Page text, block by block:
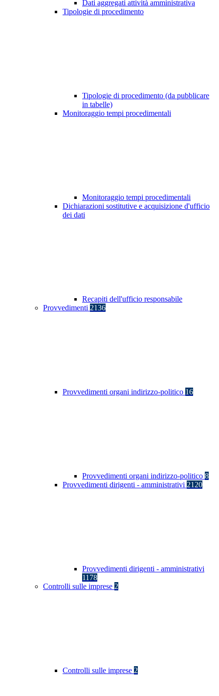
Dati aggregati attività amministrativa
Tipologie di procedimento
Tipologie di procedimento (da pubblicare
in tabelle)
Monitoraggio tempi procedimentali
Monitoraggio tempi procedimentali
Dichiarazioni sostitutive e acquisizione d'ufficio
dei dati
Recapiti dell'ufficio responsabile
Provvedimenti 2136
Provvedimenti organi indirizzo-politico 16
Provvedimenti organi indirizzo-politico 8
Provvedimenti dirigenti - amministrativi 2120
Provvedimenti dirigenti - amministrativi
1178
Controlli sulle imprese 2
Controlli sulle imprese 2